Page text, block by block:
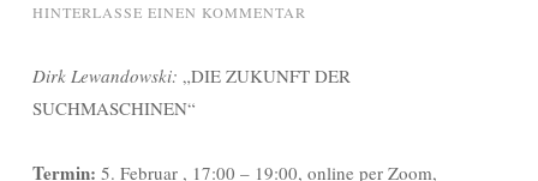
HINTERLASSE EINEN KOMMENTAR
Dirk Lewandowski: „DIE ZUKUNFT DER
SUCHMASCHINEN“
Termin: 5. Februar , 17:00 – 19:00, online per Zoom,